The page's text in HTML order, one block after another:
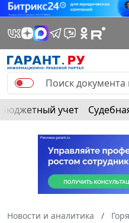
Бюджетный учет
Новости и аналитика